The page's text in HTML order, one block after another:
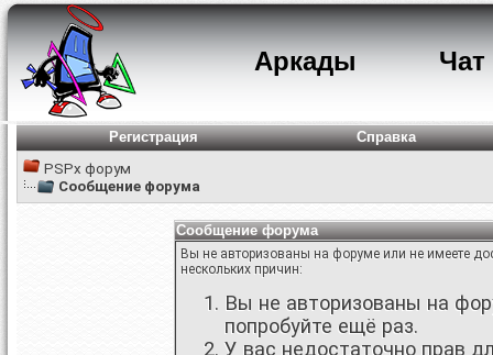
Аркады Чат
Регистрация
Справка
PSPx форум
Сообщение форума
Сообщение форума
Вы не авторизованы на форуме или не имеете
нескольких причин:
Вы не авторизованы на
попробуйте ещё раз.
У вас недостаточно прав